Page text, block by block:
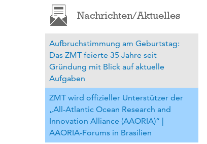
Nachrichten/Aktuelles
Aufbruchstimmung am Geburtstag:
Das ZMT feierte 35 Jahre seit
Gründung mit Blick auf aktuelle
Aufgaben
ZMT wird offizieller Unterstützer der
„All-Atlantic Ocean Research and
Innovation Alliance (AAORIA)“ |
AAORIA-Forums in Brasilien